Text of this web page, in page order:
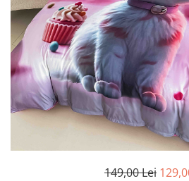
Cearceaf Normal
Lenjerii Pat Imprimeu 5D cu Elastic
Cearceaf cu Elastic pat 1 Persoana
Cearceaf cu Elastic pat 2 Persoane
Lenjerii Pat Inimi Brodate
Lenjerii Pat, Bumbac-Finet
Premium, 1 Persoana
Lenjerii Pat, Bumbac-Finet
Premium, 2 Persoane
149,00 Lei